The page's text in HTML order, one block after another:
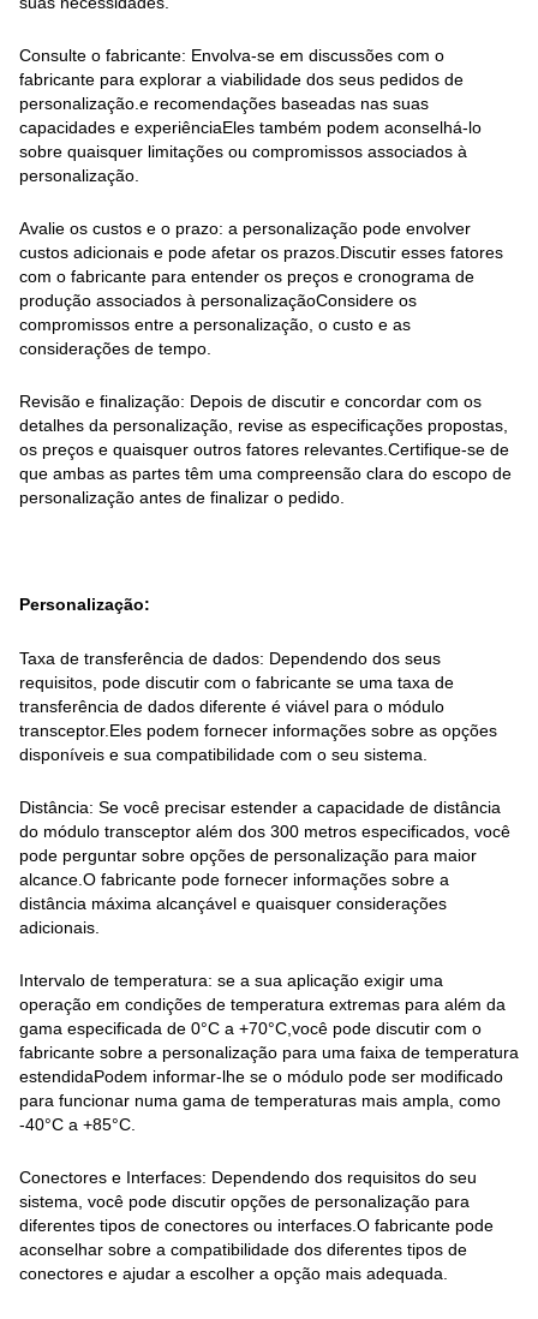
Consulte o fabricante: Envolva-se em discussões com o
fabricante para explorar a viabilidade dos seus pedidos de
personalização.e recomendações baseadas nas suas
capacidades e experiênciaEles também podem aconselhá-lo
sobre quaisquer limitações ou compromissos associados à
personalização.
Avalie os custos e o prazo: a personalização pode envolver
custos adicionais e pode afetar os prazos.Discutir esses fatores
com o fabricante para entender os preços e cronograma de
produção associados à personalizaçãoConsidere os
compromissos entre a personalização, o custo e as
considerações de tempo.
Revisão e finalização: Depois de discutir e concordar com os
detalhes da personalização, revise as especificações propostas,
os preços e quaisquer outros fatores relevantes.Certifique-se de
que ambas as partes têm uma compreensão clara do escopo de
personalização antes de finalizar o pedido.
Personalização:
Taxa de transferência de dados: Dependendo dos seus
requisitos, pode discutir com o fabricante se uma taxa de
transferência de dados diferente é viável para o módulo
transceptor.Eles podem fornecer informações sobre as opções
disponíveis e sua compatibilidade com o seu sistema.
Distância: Se você precisar estender a capacidade de distância
do módulo transceptor além dos 300 metros especificados, você
pode perguntar sobre opções de personalização para maior
alcance.O fabricante pode fornecer informações sobre a
distância máxima alcançável e quaisquer considerações
adicionais.
Intervalo de temperatura: se a sua aplicação exigir uma
operação em condições de temperatura extremas para além da
gama especificada de 0°C a +70°C,você pode discutir com o
fabricante sobre a personalização para uma faixa de temperatura
estendidaPodem informar-lhe se o módulo pode ser modificado
para funcionar numa gama de temperaturas mais ampla, como
-40°C a +85°C.
Conectores e Interfaces: Dependendo dos requisitos do seu
sistema, você pode discutir opções de personalização para
diferentes tipos de conectores ou interfaces.O fabricante pode
aconselhar sobre a compatibilidade dos diferentes tipos de
conectores e ajudar a escolher a opção mais adequada.